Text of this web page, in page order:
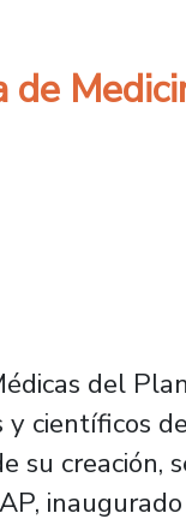
del
científicos
su